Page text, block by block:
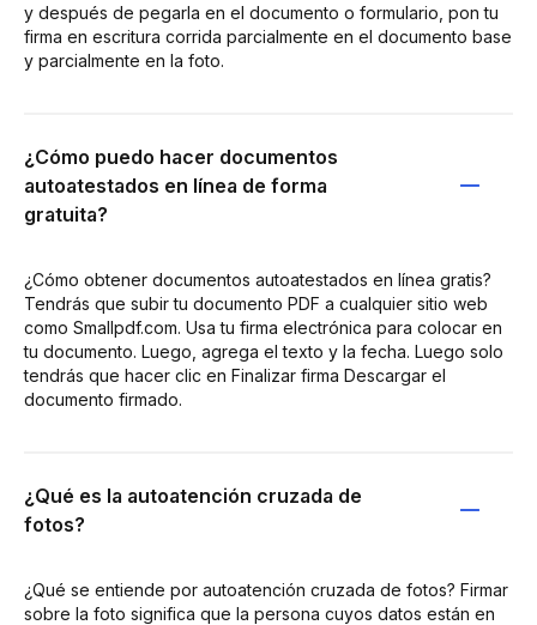
y después de pegarla en el documento o formulario, pon tu
firma en escritura corrida parcialmente en el documento base
y parcialmente en la foto.
¿Cómo puedo hacer documentos
autoatestados en línea de forma
gratuita?
¿Cómo obtener documentos autoatestados en línea gratis?
Tendrás que subir tu documento PDF a cualquier sitio web
como Smallpdf.com. Usa tu firma electrónica para colocar en
tu documento. Luego, agrega el texto y la fecha. Luego solo
tendrás que hacer clic en Finalizar firma Descargar el
documento firmado.
¿Qué es la autoatención cruzada de
fotos?
¿Qué se entiende por autoatención cruzada de fotos? Firmar
sobre la foto significa que la persona cuyos datos están en